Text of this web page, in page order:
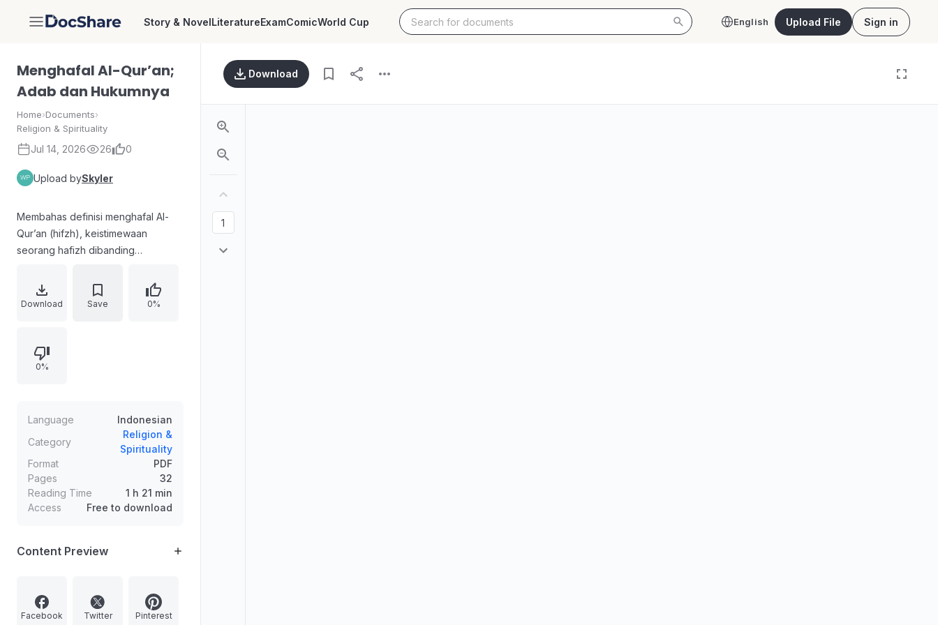
DocShare Story & NovelLiteratureExamComicWorld Cup English Upload File Sign in
Menghafal Al-Qur’an;
Adab dan Hukumnya
Home›Documents›
Religion & Spirituality
Jul 14, 2026 26 0
Upload bySkyler
Membahas definisi menghafal Al-
Qur’an (hifzh), keistimewaan
seorang hafizh dibanding
menjaga hafalan agar tidak
terlupakan. Uraian juga
latar, disertai dalil-dalil ayat tentang
pemudahan Al-Qur’an untuk diingat,
Download Save 0%
0%
Language
Indonesian
Category
Religion &
Spirituality
Format
PDF
Pages
32
Reading Time
1 h 21 min
Access
Free to download
Content Preview
Facebook Twitter Pinterest
Download